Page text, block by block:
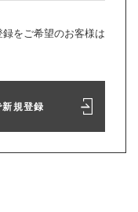
をご希望のお客様は
規登録